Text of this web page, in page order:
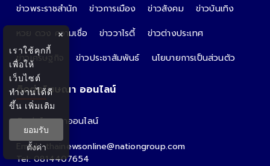
ข่าวพระราชสำนัก ข่าวการเมือง ข่าวสังคม
ข่าวบันเทิง
หวย ดวง ความเชื่อ
ข่าววาไรตี้
ข่าวต่างประเทศ
ข่าวเศรษฐกิจ
ข่าวประชาสัมพันธ์ นโยบายการเป็นส่วนตัว
ติดต่อโฆษณา ออนไลน์
ติดต่อโฆษณาออนไลน์
คุณอ้อ
Email : thainewsonline@nationgroup.com
Tel: 0814407654
×
เราใช้คุกกี้
เพื่อให้
เว็บไซต์
ทำงานได้ดี
ขึ้น เพิ่มเติม
ยอมรับ
ตั้งค่า